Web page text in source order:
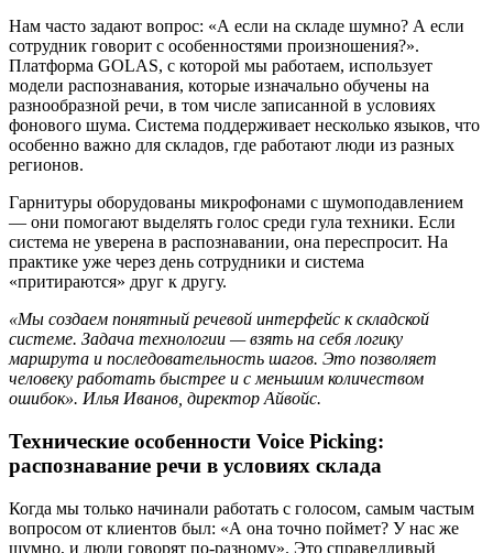
Нам часто задают вопрос: «А если на складе шумно? А если
сотрудник говорит с особенностями произношения?».
Платформа GOLAS, с которой мы работаем, использует
модели распознавания, которые изначально обучены на
разнообразной речи, в том числе записанной в условиях
фонового шума. Система поддерживает несколько языков, что
особенно важно для складов, где работают люди из разных
регионов.
Гарнитуры оборудованы микрофонами с шумоподавлением
— они помогают выделять голос среди гула техники. Если
система не уверена в распознавании, она переспросит. На
практике уже через день сотрудники и система
«притираются» друг к другу.
«Мы создаем понятный речевой интерфейс к складской
системе. Задача технологии — взять на себя логику
маршрута и последовательность шагов. Это позволяет
человеку работать быстрее и с меньшим количеством
ошибок». Илья Иванов, директор Айвойс.
Технические особенности Voice Picking:
распознавание речи в условиях склада
Когда мы только начинали работать с голосом, самым частым
вопросом от клиентов был: «А она точно поймет? У нас же
шумно, и люди говорят по-разному». Это справедливый